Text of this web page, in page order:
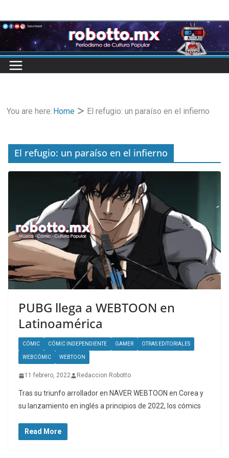
to
content
You are here: Home El refugio: un paraíso en el infierno
El refugio: un paraíso en el infierno
PUBG llega a WEBTOON en
Latinoamérica
CÓMIC CÓMIC INDEPENDIENTE GAMER OTRAS EDITORIALES
WEBCÓMIC WEBTOON
11 febrero, 2022 Redaccion Robotto
Tras su triunfo arrollador en NAVER WEBTOON en Corea y
su lanzamiento en inglés a principios de 2022, los cómics
Read More